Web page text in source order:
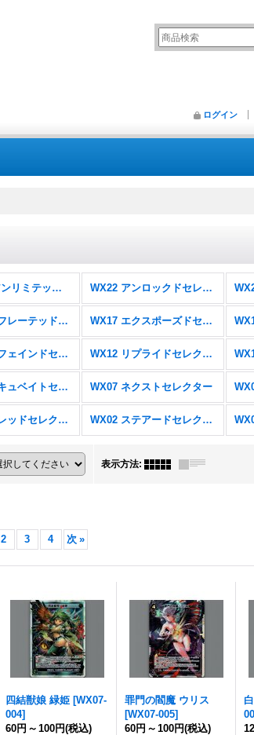
ログイン
WXEX01 アンリミテッドセレクター WX22 アンロックドセレクター
WX18 コンフレーテッドセレクター WX17 エクスポーズドセレクター
WX13 アンフェインドセレクター WX12 リプライドセレクター
WX08 インキュベイトセレクター WX07 ネクストセレクター
WX03 スプレッドセレクター WX02 ステアードセレクター
表示方法:
2 3 4 次 »
四結獣娘 緑姫 [WX07-
004]
60円 ～ 100円(税込)
罪門の閻魔 ウリス
[WX07-005]
60円 ～ 100円(税込)